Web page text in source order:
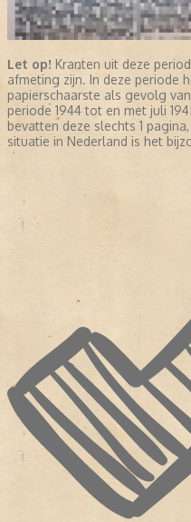
Let op! Kranten uit deze
afmeting zijn. In deze periode
papierschaarste als gevolg
periode 1944 tot en met juli
bevatten deze slechts 1
situatie in Nederland is het